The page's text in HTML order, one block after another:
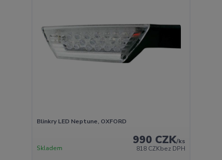
Blinkry LED Neptune, OXFORD
990 CZK/ks
818 CZKbez DPH
Skladem